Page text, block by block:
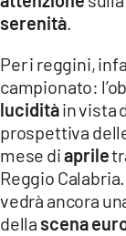
App
APPLE
serenità.
Per i reggini,
campionato:
luciditàin vista
prospettiva
mese diaprile
Reggio
vedrà ancora
della scena